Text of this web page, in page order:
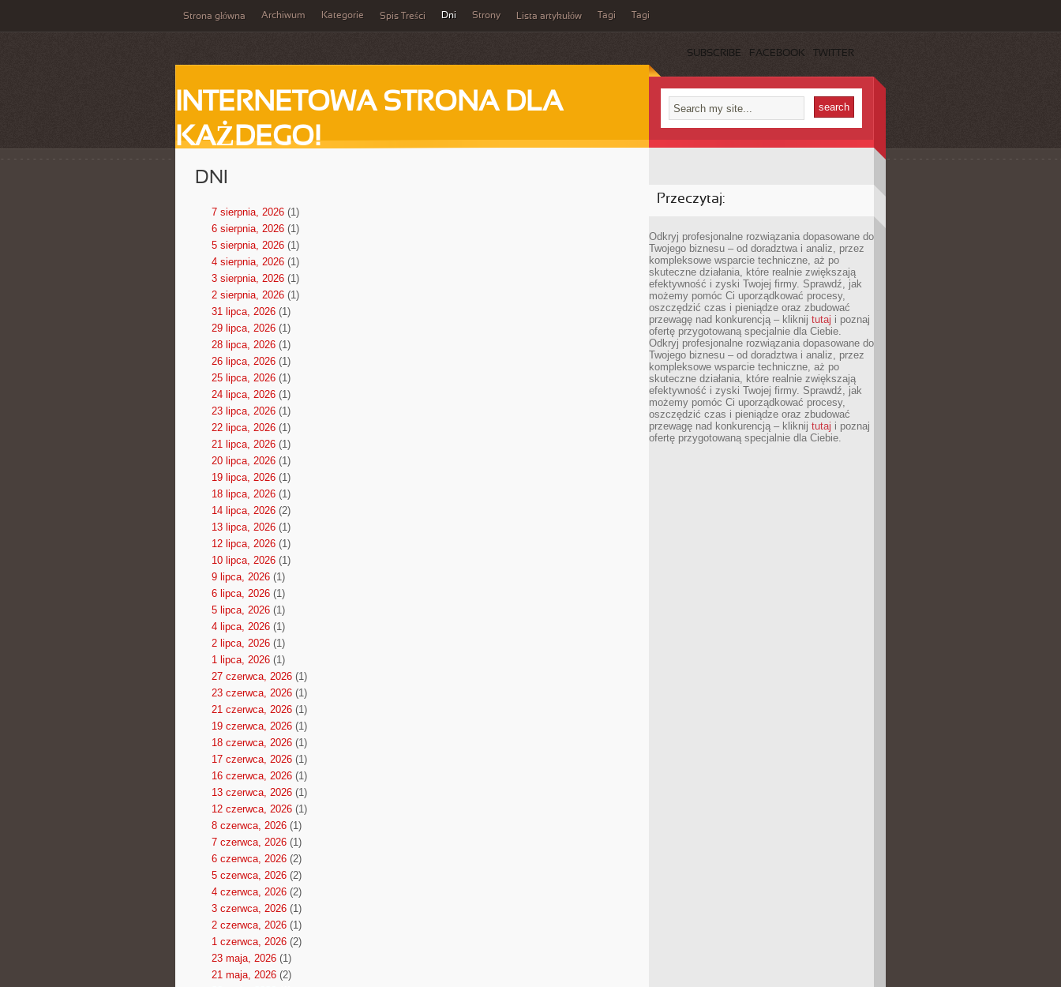
Strona główna Archiwum Kategorie Spis Treści Dni Strony Lista artykułów Tagi Tagi
SUBSCRIBE FACEBOOK TWITTER
INTERNETOWA STRONA DLA
KAŻDEGO!
DNI
7 sierpnia, 2026(1)
6 sierpnia, 2026(1)
5 sierpnia, 2026(1)
4 sierpnia, 2026(1)
3 sierpnia, 2026(1)
2 sierpnia, 2026(1)
31 lipca, 2026(1)
29 lipca, 2026(1)
28 lipca, 2026(1)
26 lipca, 2026(1)
25 lipca, 2026(1)
24 lipca, 2026(1)
23 lipca, 2026(1)
22 lipca, 2026(1)
21 lipca, 2026(1)
20 lipca, 2026(1)
19 lipca, 2026(1)
18 lipca, 2026(1)
14 lipca, 2026(2)
13 lipca, 2026(1)
12 lipca, 2026(1)
10 lipca, 2026(1)
9 lipca, 2026(1)
6 lipca, 2026(1)
5 lipca, 2026(1)
4 lipca, 2026(1)
2 lipca, 2026(1)
1 lipca, 2026(1)
27 czerwca, 2026(1)
23 czerwca, 2026(1)
21 czerwca, 2026(1)
19 czerwca, 2026(1)
18 czerwca, 2026(1)
17 czerwca, 2026(1)
16 czerwca, 2026(1)
13 czerwca, 2026(1)
12 czerwca, 2026(1)
8 czerwca, 2026(1)
7 czerwca, 2026(1)
6 czerwca, 2026(2)
5 czerwca, 2026(2)
4 czerwca, 2026(2)
3 czerwca, 2026(1)
2 czerwca, 2026(1)
1 czerwca, 2026(2)
23 maja, 2026(1)
21 maja, 2026(2)
Przeczytaj:
Odkryj profesjonalne rozwiązania dopasowane do
Twojego biznesu – od doradztwa i analiz, przez
kompleksowe wsparcie techniczne, aż po
skuteczne działania, które realnie zwiększają
efektywność i zyski Twojej firmy. Sprawdź, jak
możemy pomóc Ci uporządkować procesy,
oszczędzić czas i pieniądze oraz zbudować
przewagę nad konkurencją – kliknij tutaj i poznaj
ofertę przygotowaną specjalnie dla Ciebie.
Odkryj profesjonalne rozwiązania dopasowane do
Twojego biznesu – od doradztwa i analiz, przez
kompleksowe wsparcie techniczne, aż po
skuteczne działania, które realnie zwiększają
efektywność i zyski Twojej firmy. Sprawdź, jak
możemy pomóc Ci uporządkować procesy,
oszczędzić czas i pieniądze oraz zbudować
przewagę nad konkurencją – kliknij tutaj i poznaj
ofertę przygotowaną specjalnie dla Ciebie.